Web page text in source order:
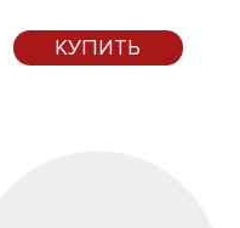
КУПИТЬ